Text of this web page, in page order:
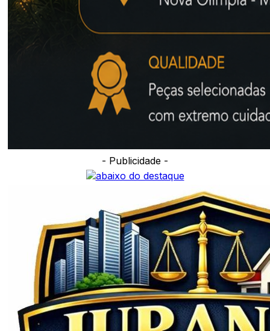
- Publicidade -